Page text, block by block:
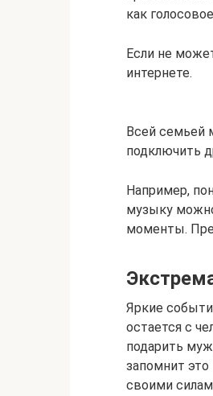
как
Если не
интернете.
Всей семьей
подключить
Например,
музыку
моменты.
Яркие
остается с
подарить
запомнит
своими